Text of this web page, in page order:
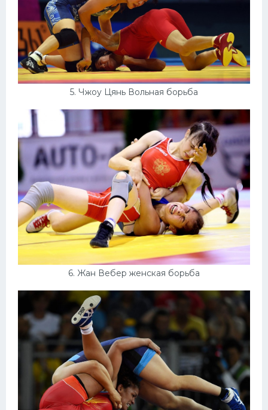
5. Чжоу Цянь Вольная борьба
6. Жан Вебер женская борьба